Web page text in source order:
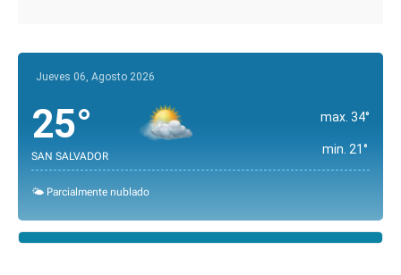
Jueves 06, Agosto 2026
25°
SAN SALVADOR
max. 34°
min. 21°
🌤️ Parcialmente nublado